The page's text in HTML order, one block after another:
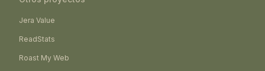
Jera Value
ReadStats
Roast My Web